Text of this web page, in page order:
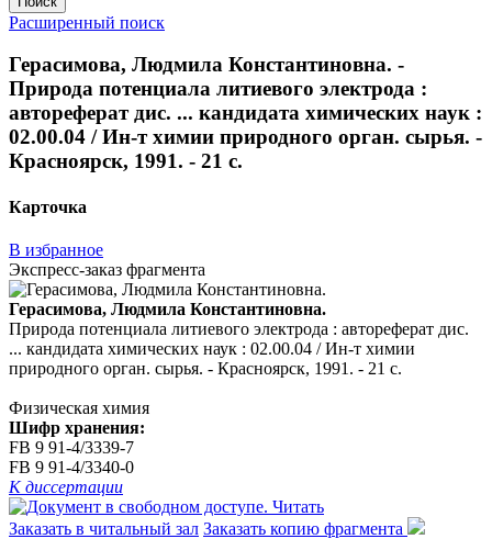
Расширенный поиск
Герасимова, Людмила Константиновна. -
Природа потенциала литиевого электрода :
автореферат дис. ... кандидата химических наук :
02.00.04 / Ин-т химии природного орган. сырья. -
Красноярск, 1991. - 21 с.
Карточка
В избранное
Экспресс-заказ фрагмента
Герасимова, Людмила Константиновна.
Природа потенциала литиевого электрода : автореферат дис.
... кандидата химических наук : 02.00.04 / Ин-т химии
природного орган. сырья. - Красноярск, 1991. - 21 с.
Физическая химия
Шифр хранения:
FB 9 91-4/3339-7
FB 9 91-4/3340-0
К диссертации
Читать
Заказать в читальный зал Заказать копию фрагмента